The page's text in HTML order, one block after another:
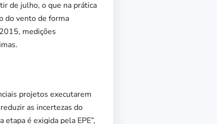
de julho, o que na prática
do vento de forma
medições
projetos executarem
as incertezas do
é exigida pela EPE”,